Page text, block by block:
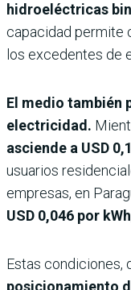
hidroeléctricas
capacidad permite
los excedentes de
El medio también
electricidad.
asciende a USD
usuarios
empresas, en
USD 0,046 por kWh
Estas condiciones,
posicionamiento